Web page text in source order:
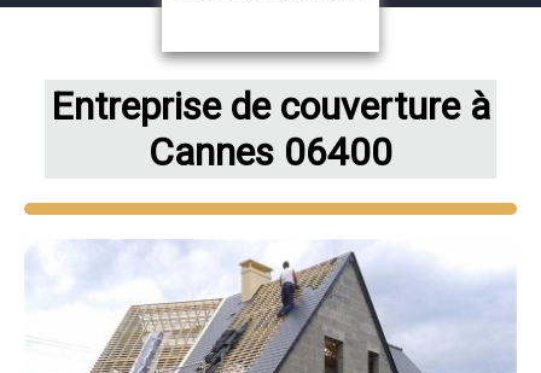
Entreprise de couverture à
Cannes 06400